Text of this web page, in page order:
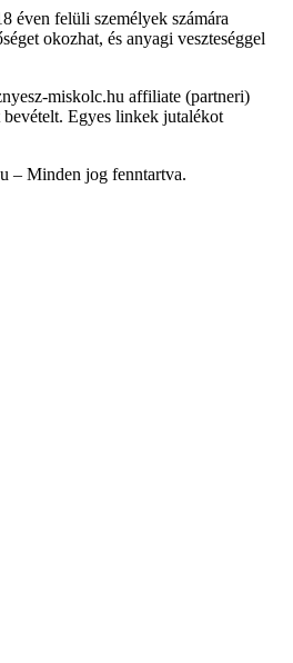
éven felüli személyek számára
okozhat, és anyagi veszteséggel
miskolc.hu affiliate (partneri)
bevételt. Egyes linkek jutalékot
– Minden jog fenntartva.